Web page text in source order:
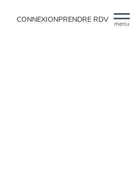
menu
CONNEXIONPRENDRE RDV